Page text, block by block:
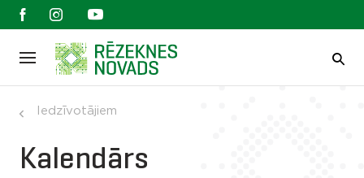
Iedzīvotājiem
Kalendārs